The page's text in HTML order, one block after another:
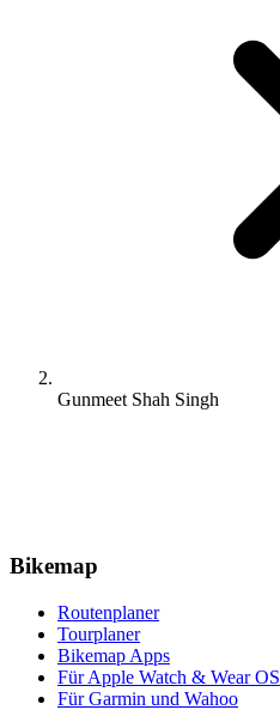
Gunmeet Shah Singh
Bikemap
Routenplaner
Tourplaner
Bikemap Apps
Für Apple Watch & Wear OS
Für Garmin und Wahoo